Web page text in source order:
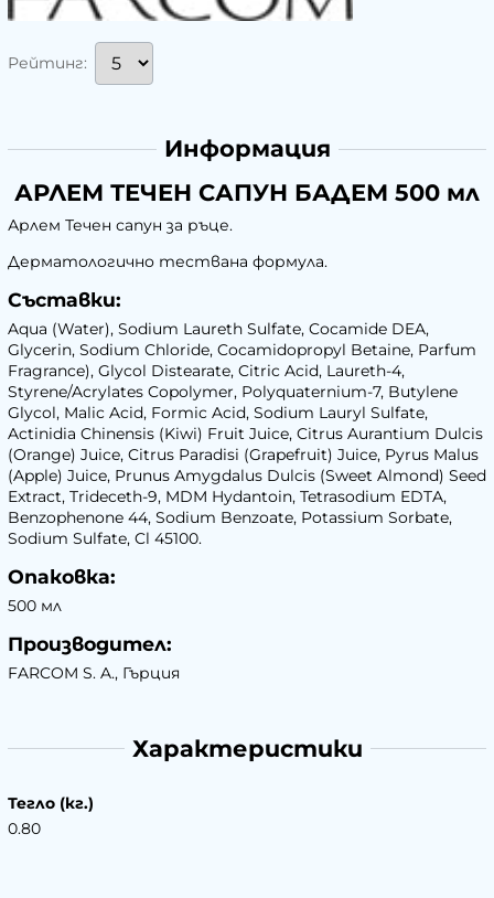
Рейтинг:
Информация
АРЛЕМ ТЕЧЕН САПУН БАДЕМ 500 мл
Арлем Течен сапун за ръце.
Дерматологично тествана формула.
Съставки:
Aqua (Water), Sodium Laureth Sulfate, Cocamide DEA,
Glycerin, Sodium Chloride, Cocamidopropyl Betaine, Parfum
Fragrance), Glycol Distearate, Citric Acid, Laureth-4,
Styrene/Acrylates Copolymer, Polyquaternium-7, Butylene
Glycol, Malic Acid, Formic Acid, Sodium Lauryl Sulfate,
Actinidia Chinensis (Kiwi) Fruit Juice, Citrus Aurantium Dulcis
(Orange) Juice, Citrus Paradisi (Grapefruit) Juice, Pyrus Malus
(Apple) Juice, Prunus Amygdalus Dulcis (Sweet Almond) Seed
Extract, Trideceth-9, MDM Hydantoin, Tetrasodium EDTA,
Benzophenone 44, Sodium Benzoate, Potassium Sorbate,
Sodium Sulfate, Cl 45100.
Опаковка:
500 мл
Производител:
FARCOM S. A., Гърция
Характеристики
Тегло (кг.)
0.80